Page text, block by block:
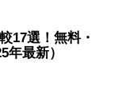
17選！無料・
年最新）